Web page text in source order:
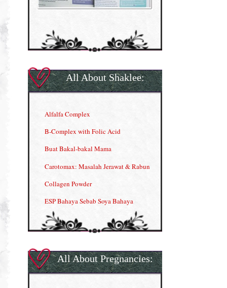
All About Shaklee:
Alfalfa Complex
B-Complex with Folic Acid
Buat Bakal-bakal Mama
Carotomax: Masalah Jerawat & Rabun
Collagen Powder
ESP Bahaya Sebab Soya Bahaya
ESP Produk Shaklee Paling HOT
Gla Complex (II)
Herbal Blend the Magic Cream
All About Pregnancies: